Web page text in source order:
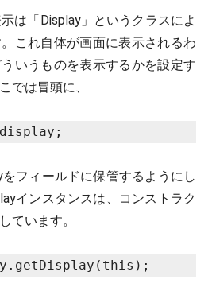
は「Display」というクラスによ
これ自体が画面に表示されるわ
いうものを表示するかを設定す
では冒頭に、
フィールドに保管するようにし
インスタンスは、コンストラク
ています。